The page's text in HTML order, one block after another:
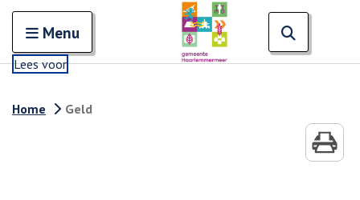
Open en sluit het
Menu
Lees voor
Home Geld